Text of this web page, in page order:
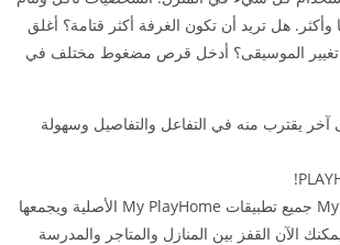
هل تريد أن تكون الغرفة أكثر قتامة؟ أغلق
تغيير الموسيقى؟ أدخل قرص مضغوط مختلف في
آخر يقترب منه في التفاعل والتفاصيل وسهولة
يأخذ My PlayHome Plus جميع تطبيقات My PlayHome الأصلية ويجمعها
الآن القفز بين المنازل والمتاجر والمدرسة